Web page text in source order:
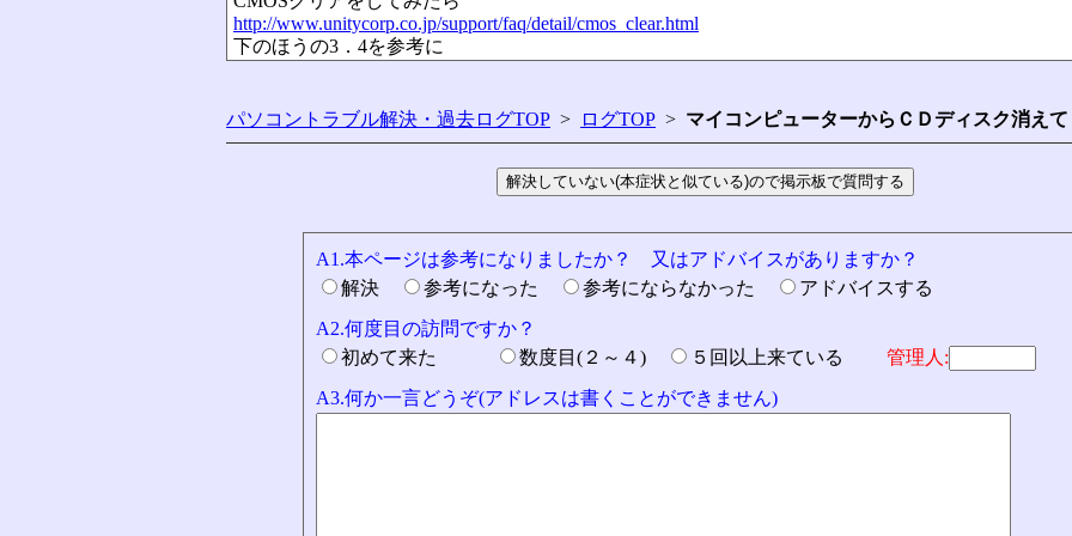
http://www.unitycorp.co.jp/support/faq/detail/cmos_clear.html
下のほうの3．4を参考に
パソコントラブル解決・過去ログTOP > ログTOP > マイコンピューターからＣＤディスク消え
A1.本ページは参考になりましたか？ 又はアドバイスがありますか？
解決
参考になった 参考にならなかった
アドバイスする
A2.何度目の訪問ですか？
初めて来た
数度目(２～４) ５回以上来ている 管理人:
A3.何か一言どうぞ(アドレスは書くことができません)